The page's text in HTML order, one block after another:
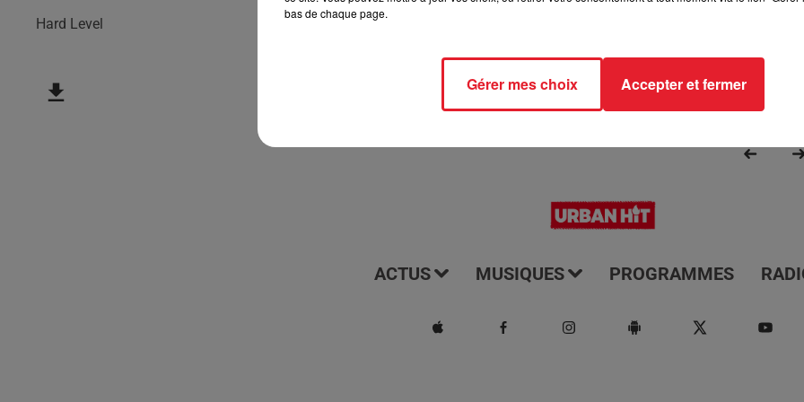
Hard Level
ACTUS MUSIQUES PROGRAMMES
bas de chaque page.
Gérer mes choix Accepter et fermer